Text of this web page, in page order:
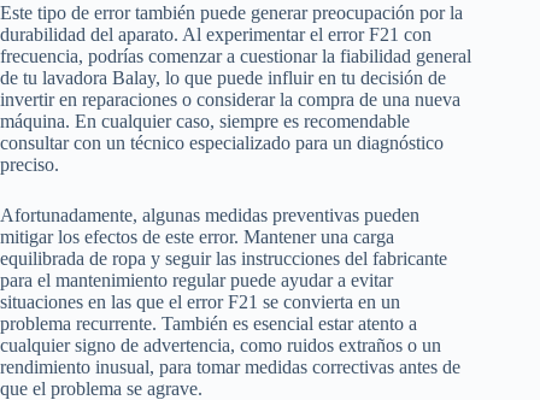
Este tipo de error también puede generar preocupación por la
durabilidad del aparato. Al experimentar el error F21 con
frecuencia, podrías comenzar a cuestionar la fiabilidad general
de tu lavadora Balay, lo que puede influir en tu decisión de
invertir en reparaciones o considerar la compra de una nueva
máquina. En cualquier caso, siempre es recomendable
consultar con un técnico especializado para un diagnóstico
preciso.
Afortunadamente, algunas medidas preventivas pueden
mitigar los efectos de este error. Mantener una carga
equilibrada de ropa y seguir las instrucciones del fabricante
para el mantenimiento regular puede ayudar a evitar
situaciones en las que el error F21 se convierta en un
problema recurrente. También es esencial estar atento a
cualquier signo de advertencia, como ruidos extraños o un
rendimiento inusual, para tomar medidas correctivas antes de
que el problema se agrave.